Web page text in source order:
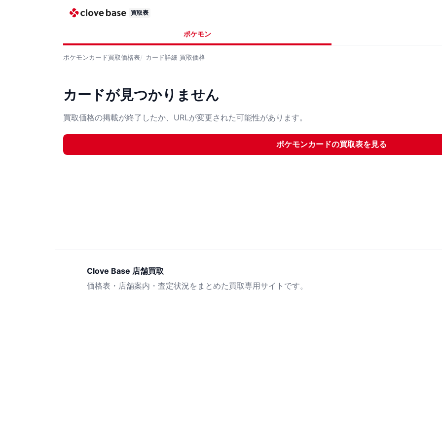
買取表
ポケモン
ポケモンカード買取価格表 カード詳細 買取価格
カードが見つかりません
買取価格の掲載が終了したか、URLが変更された可能性があります。
ポケモンカードの買取表を見る
Clove Base 店舗買取
価格表・店舗案内・査定状況をまとめた買取専用サイトです。